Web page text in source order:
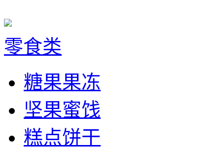
零食类
糖果果冻
坚果蜜饯
糕点饼干